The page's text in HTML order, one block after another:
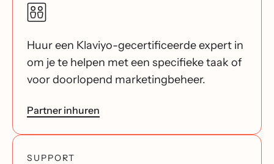
Huur een Klaviyo-gecertificeerde expert in
om je te helpen met een specifieke taak of
voor doorlopend marketingbeheer.
Partner inhuren
SUPPORT